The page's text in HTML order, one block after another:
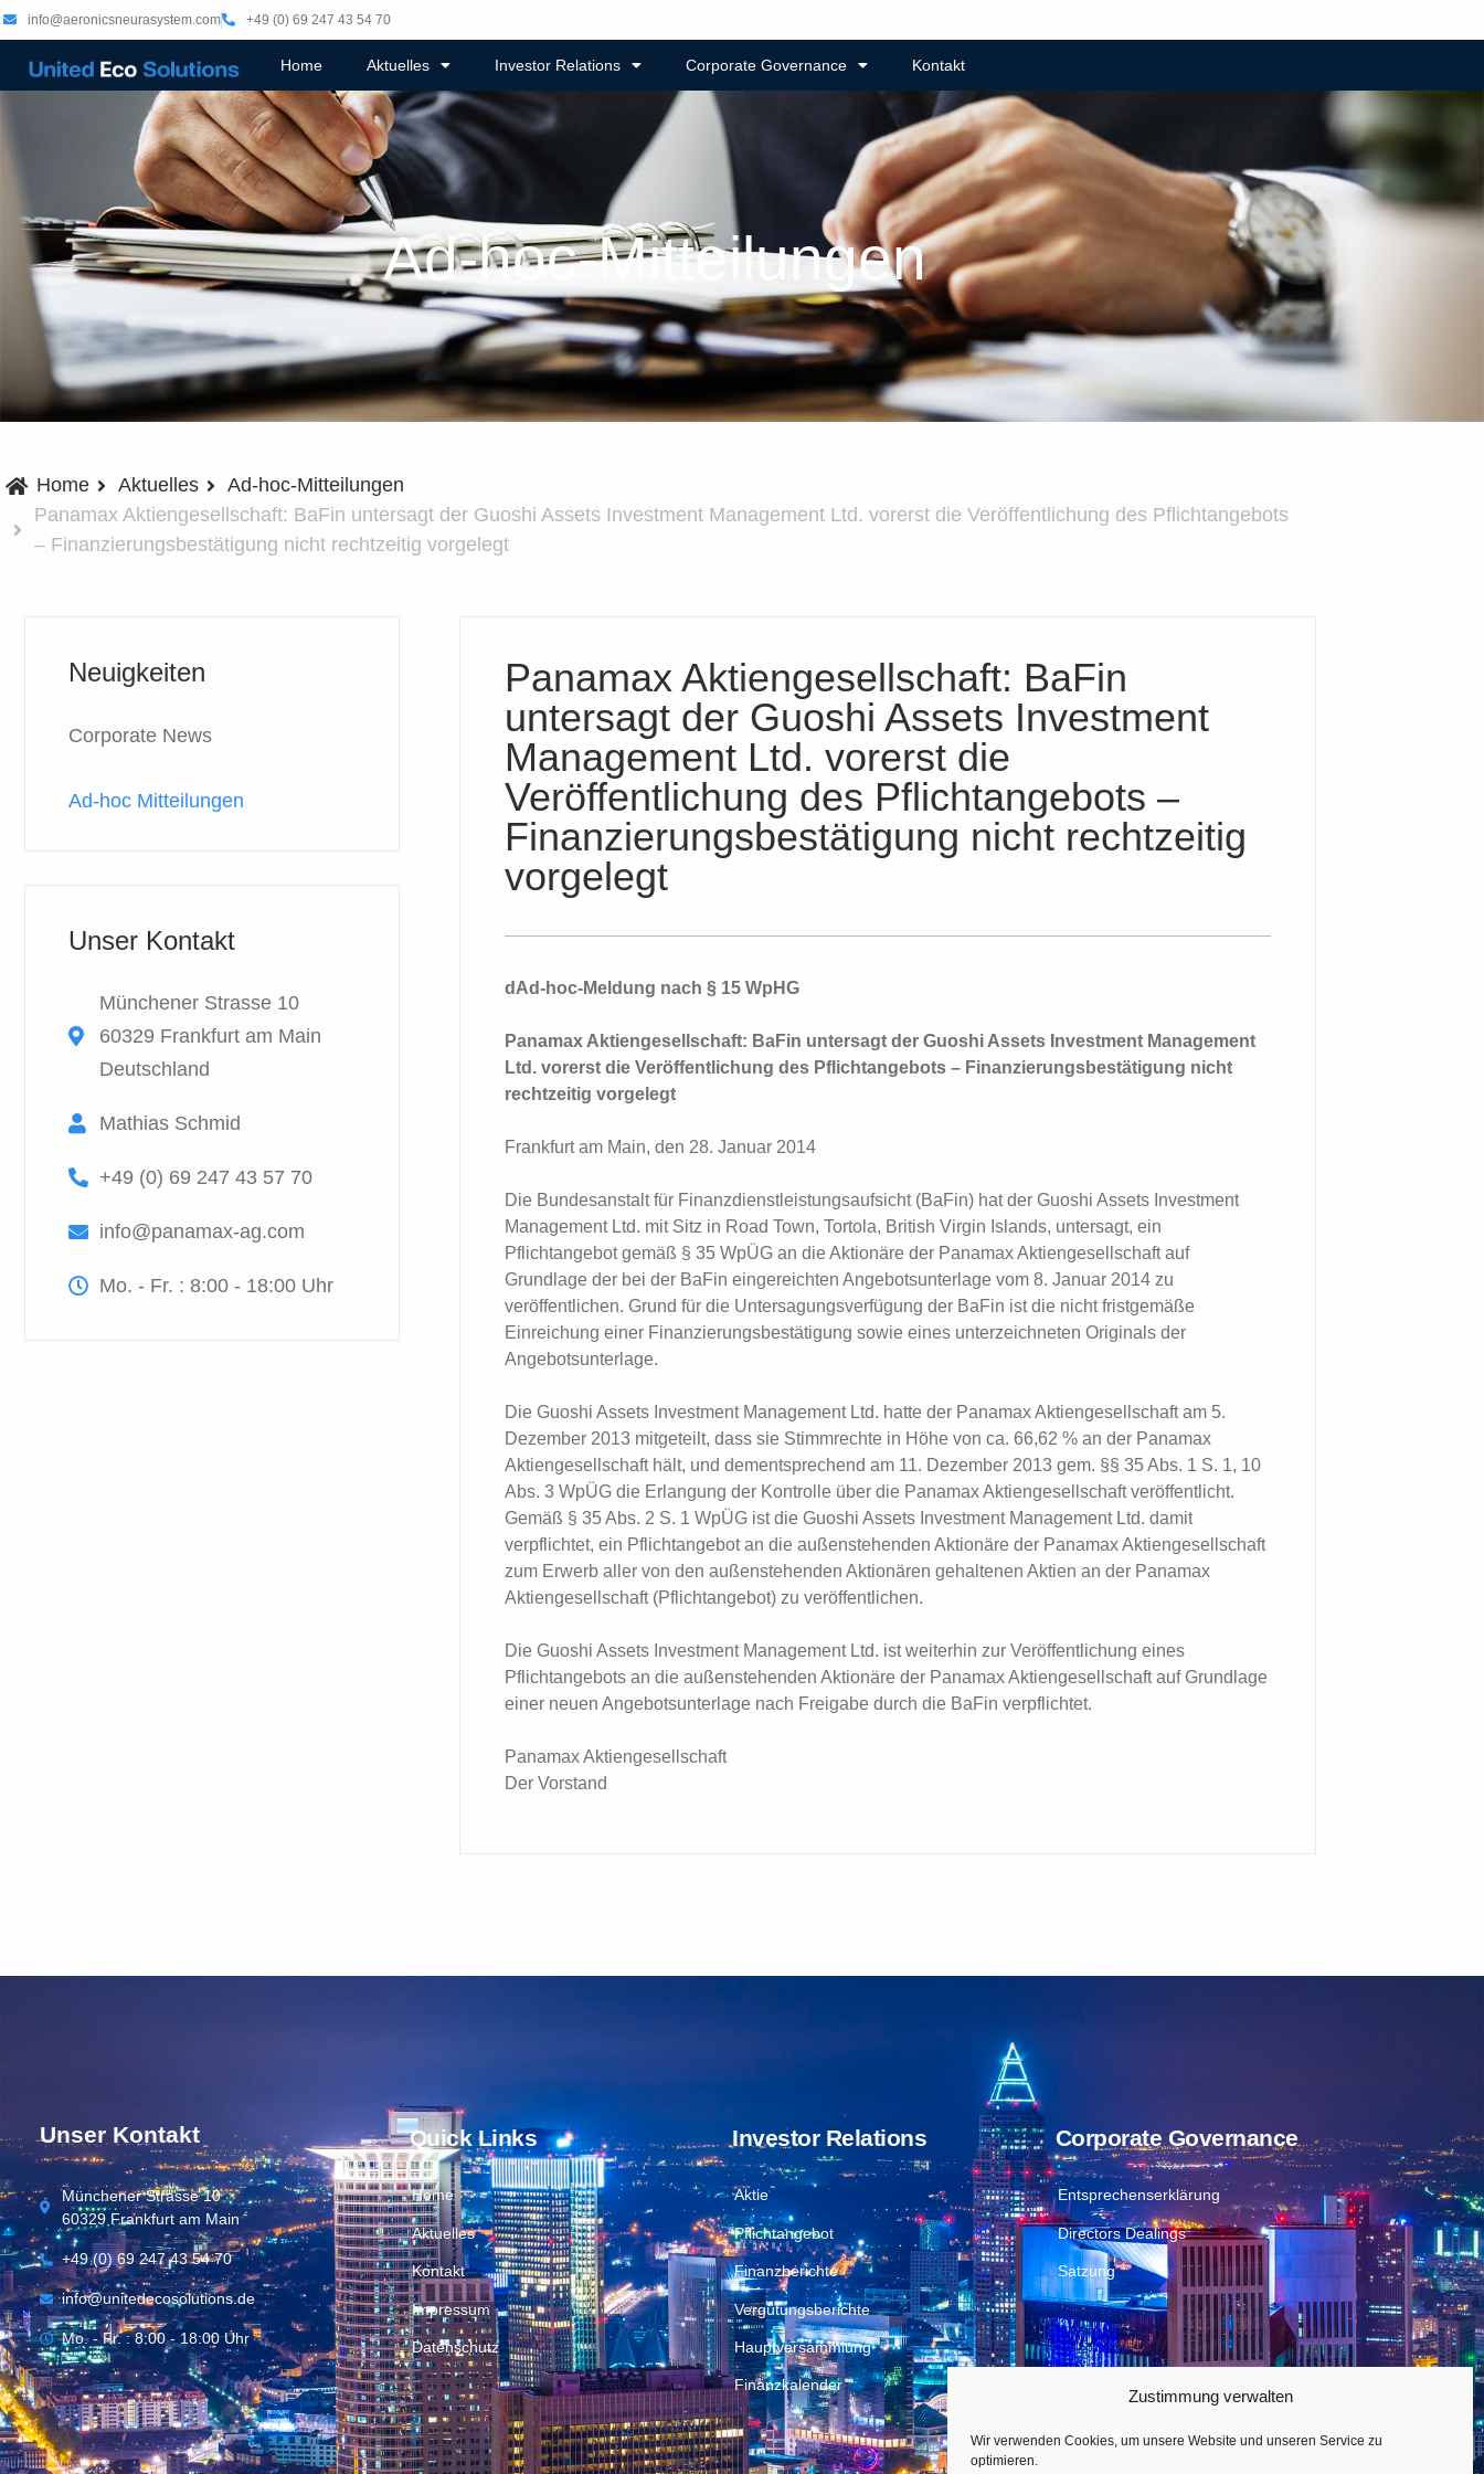
Zustimmung verwalten
Wir verwenden Cookies, um unsere Website und unseren Service zu
optimieren.
info@aeronicsneurasystem.com +49 (0) 69 247 43 54 70
Home Aktuelles Investor Relations Corporate Governance Kontakt
Ad-hoc-Mitteilungen
Home Aktuelles
Ad-hoc-Mitteilungen
Panamax Aktiengesellschaft: BaFin untersagt der Guoshi Assets Investment Management Ltd. vorerst die Veröffentlichung des Pflichtangebots
– Finanzierungsbestätigung nicht rechtzeitig vorgelegt
Neuigkeiten
Corporate News
Ad-hoc Mitteilungen
Unser Kontakt
Münchener Strasse 10
60329 Frankfurt am Main
Deutschland
Mathias Schmid
+49 (0) 69 247 43 57 70
info@panamax-ag.com
Mo. - Fr. : 8:00 - 18:00 Uhr
Panamax Aktiengesellschaft: BaFin
untersagt der Guoshi Assets Investment
Management Ltd. vorerst die
Veröffentlichung des Pflichtangebots –
Finanzierungsbestätigung nicht rechtzeitig
vorgelegt
dAd-hoc-Meldung nach § 15 WpHG
Panamax Aktiengesellschaft: BaFin untersagt der Guoshi Assets Investment Management
Ltd. vorerst die Veröffentlichung des Pflichtangebots – Finanzierungsbestätigung nicht
rechtzeitig vorgelegt
Frankfurt am Main, den 28. Januar 2014
Die Bundesanstalt für Finanzdienstleistungsaufsicht (BaFin) hat der Guoshi Assets Investment
Management Ltd. mit Sitz in Road Town, Tortola, British Virgin Islands, untersagt, ein
Pflichtangebot gemäß § 35 WpÜG an die Aktionäre der Panamax Aktiengesellschaft auf
Grundlage der bei der BaFin eingereichten Angebotsunterlage vom 8. Januar 2014 zu
veröffentlichen. Grund für die Untersagungsverfügung der BaFin ist die nicht fristgemäße
Einreichung einer Finanzierungsbestätigung sowie eines unterzeichneten Originals der
Angebotsunterlage.
Die Guoshi Assets Investment Management Ltd. hatte der Panamax Aktiengesellschaft am 5.
Dezember 2013 mitgeteilt, dass sie Stimmrechte in Höhe von ca. 66,62 % an der Panamax
Aktiengesellschaft hält, und dementsprechend am 11. Dezember 2013 gem. §§ 35 Abs. 1 S. 1, 10
Abs. 3 WpÜG die Erlangung der Kontrolle über die Panamax Aktiengesellschaft veröffentlicht.
Gemäß § 35 Abs. 2 S. 1 WpÜG ist die Guoshi Assets Investment Management Ltd. damit
verpflichtet, ein Pflichtangebot an die außenstehenden Aktionäre der Panamax Aktiengesellschaft
zum Erwerb aller von den außenstehenden Aktionären gehaltenen Aktien an der Panamax
Aktiengesellschaft (Pflichtangebot) zu veröffentlichen.
Die Guoshi Assets Investment Management Ltd. ist weiterhin zur Veröffentlichung eines
Pflichtangebots an die außenstehenden Aktionäre der Panamax Aktiengesellschaft auf Grundlage
einer neuen Angebotsunterlage nach Freigabe durch die BaFin verpflichtet.
Panamax Aktiengesellschaft
Der Vorstand
Unser Kontakt
Münchener Strasse 10
60329 Frankfurt am Main
+49 (0) 69 247 43 54 70
info@unitedecosolutions.de
Mo. - Fr. : 8:00 - 18:00 Uhr
Quick Links
Home
Aktuelles
Kontakt
Impressum
Datenschutz
Investor Relations
Aktie
Pflichtangebot
Finanzberichte
Vergütungsberichte
Hauptversammlung
Finanzkalender
Corporate Governance
Entsprechenserklärung
Directors Dealings
Satzung